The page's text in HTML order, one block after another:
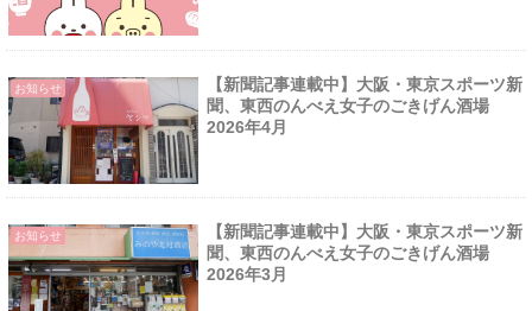
お知らせ
【新聞記事連載中】大阪・東京スポーツ新
聞、東西のんべえ女子のごきげん酒場
2026年4月
お知らせ
【新聞記事連載中】大阪・東京スポーツ新
聞、東西のんべえ女子のごきげん酒場
2026年3月